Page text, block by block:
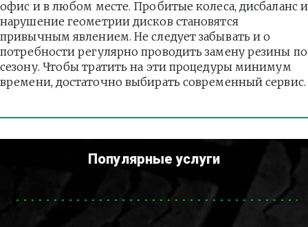
офис и в любом месте. Пробитые колеса, дисбаланс и
нарушение геометрии дисков становятся
привычным явлением. Не следует забывать и о
потребности регулярно проводить замену резины по
сезону. Чтобы тратить на эти процедуры минимум
времени, достаточно выбирать современный сервис.
Популярные услуги